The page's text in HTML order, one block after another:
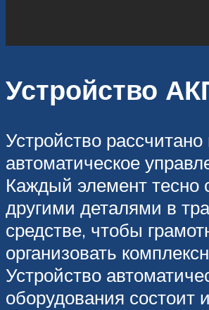
Устройство
Устройство рассчитано
автоматическое
Каждый элемент тесно
другими деталями в
средстве, чтобы
организовать
Устройство
оборудования состоит